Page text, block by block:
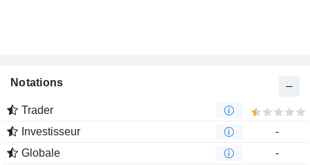
Notations
Trader
Investisseur
-
Globale
-